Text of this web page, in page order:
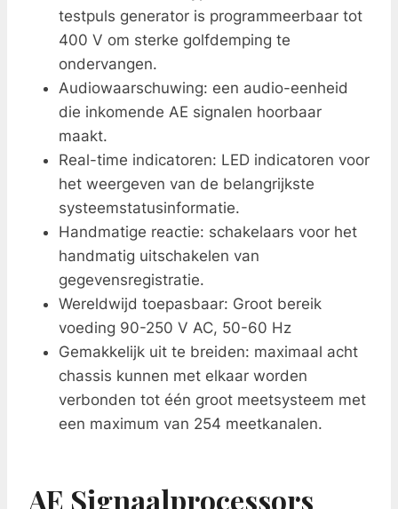
testpuls generator is programmeerbaar tot
400 V om sterke golfdemping te
ondervangen.
Audiowaarschuwing: een audio-eenheid
die inkomende AE signalen hoorbaar
maakt.
Real-time indicatoren: LED indicatoren voor
het weergeven van de belangrijkste
systeemstatusinformatie.
Handmatige reactie: schakelaars voor het
handmatig uitschakelen van
gegevensregistratie.
Wereldwijd toepasbaar: Groot bereik
voeding 90-250 V AC, 50-60 Hz
Gemakkelijk uit te breiden: maximaal acht
chassis kunnen met elkaar worden
verbonden tot één groot meetsysteem met
een maximum van 254 meetkanalen.
AE Signaalprocessors